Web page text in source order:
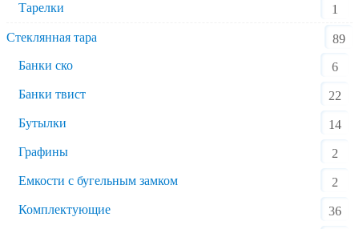
Тарелки
1
Стеклянная тара
89
Банки ско
6
Банки твист
22
Бутылки
14
Графины
2
Емкости с бугельным замком
2
Комплектующие
36